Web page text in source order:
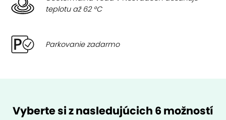
teplotu až 62 °C
Parkovanie zadarmo
Vyberte si z nasledujúcich 6 možností